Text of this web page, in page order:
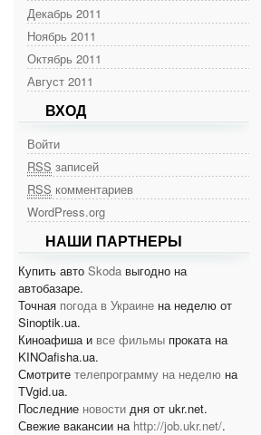
Декабрь 2011
Ноябрь 2011
Октябрь 2011
Август 2011
ВХОД
Войти
RSS записей
RSS комментариев
WordPress.org
НАШИ ПАРТНЕРЫ
Купить авто Skoda выгодно на
автобазаре.
Точная погода в Украине на неделю от
Sinoptik.ua.
Киноафиша и все фильмы проката на
KINOafisha.ua.
Смотрите телепрограмму на неделю на
TVgid.ua.
Последние новости дня от ukr.net.
Свежие вакансии на http://job.ukr.net/.